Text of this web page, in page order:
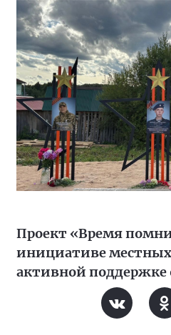
Проект «Время
инициативе
активной поддержке